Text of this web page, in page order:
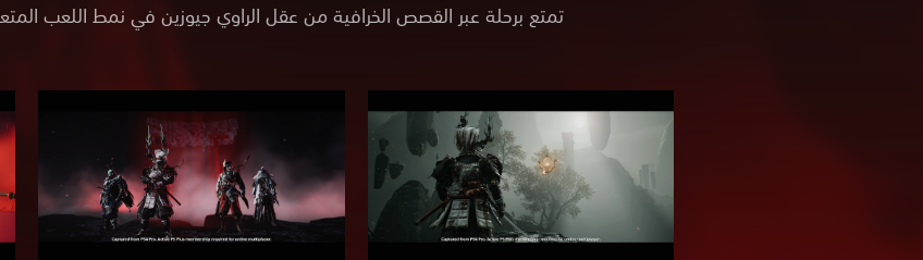
تمتع برحلة عبر القصص الخرافية من عقل الراوي جيوزين في نمط اللعب